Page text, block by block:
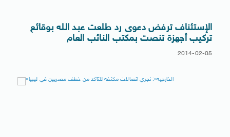
الإستئناف ترفض دعوى رد طلعت عبد الله بوقائع
تركيب أجهزة تنصت بمكتب النائب العام
2014-02-05